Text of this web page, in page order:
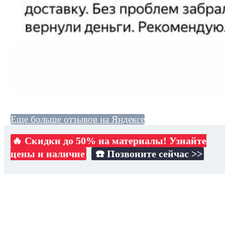
Еще больше отзывов на Яндексе
🔥 Скидки до 50% на материалы! Узнайте
цены и наличие
☎️ Позвоните сейчас >>